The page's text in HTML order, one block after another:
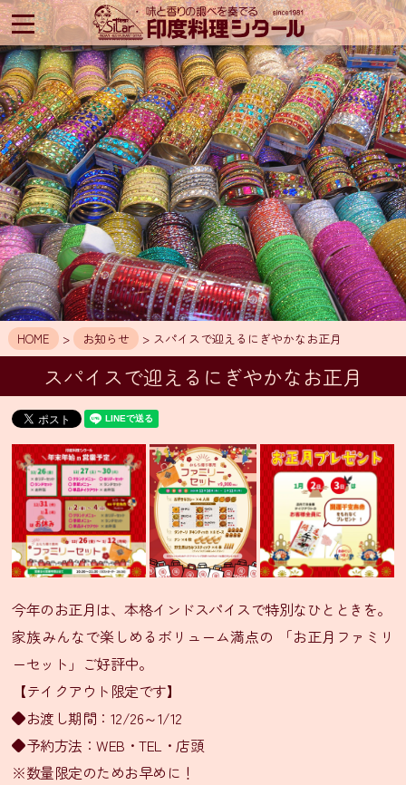
印
度
料
理
シ
タ
ー
ル
HOME
ア
ク
セ
ス
お
知
ら
メ
ニ
ュ
ー・
通
販
グ
ラ
ン
ド
ニ
ュ
季
節
限
定
HOME > お知らせ > スパイスで迎えるにぎやかなお正月
スパイスで迎えるにぎやかなお正月
今年のお正月は、本格インドスパイスで特別なひとときを。
家族みんなで楽しめるボリューム満点の 「お正月ファミリ
ーセット」ご好評中。
【テイクアウト限定です】
◆お渡し期間：12/26～1/12
◆予約方法：WEB・TEL・店頭
※数量限定のためお早めに！